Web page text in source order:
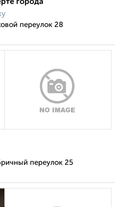
города
переулок 28
переулок 25